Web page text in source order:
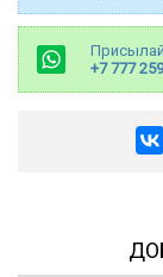
+7 777